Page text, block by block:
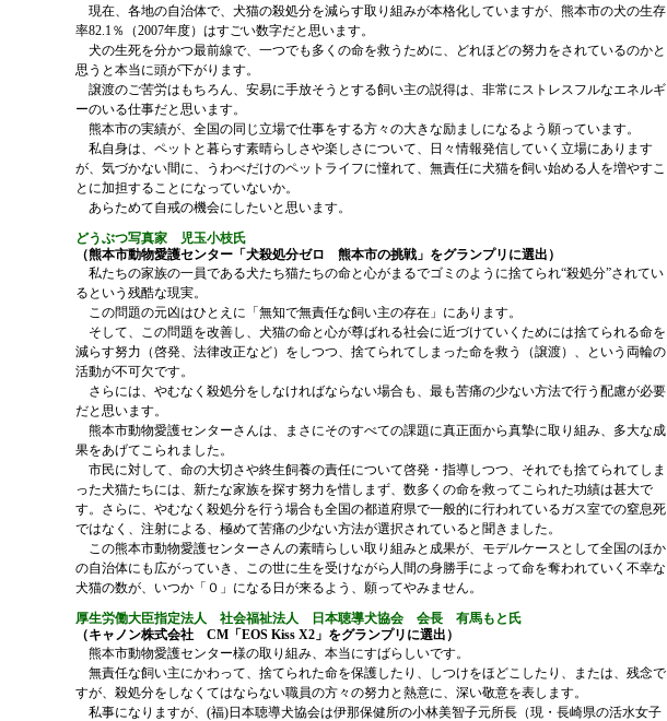
現在、各地の自治体で、犬猫の殺処分を減らす取り組みが本格化していますが、熊本市の犬の生存
率82.1％（2007年度）はすごい数字だと思います。
犬の生死を分かつ最前線で、一つでも多くの命を救うために、どれほどの努力をされているのかと
思うと本当に頭が下がります。
譲渡のご苦労はもちろん、安易に手放そうとする飼い主の説得は、非常にストレスフルなエネルギ
ーのいる仕事だと思います。
熊本市の実績が、全国の同じ立場で仕事をする方々の大きな励ましになるよう願っています。
私自身は、ペットと暮らす素晴らしさや楽しさについて、日々情報発信していく立場にあります
が、気づかない間に、うわべだけのペットライフに憧れて、無責任に犬猫を飼い始める人を増やすこ
とに加担することになっていないか。
あらためて自戒の機会にしたいと思います。
どうぶつ写真家 児玉小枝氏
（熊本市動物愛護センター「犬殺処分ゼロ 熊本市の挑戦」をグランプリに選出）
私たちの家族の一員である犬たち猫たちの命と心がまるでゴミのように捨てられ“殺処分”されてい
るという残酷な現実。
この問題の元凶はひとえに「無知で無責任な飼い主の存在」にあります。
そして、この問題を改善し、犬猫の命と心が尊ばれる社会に近づけていくためには捨てられる命を
減らす努力（啓発、法律改正など）をしつつ、捨てられてしまった命を救う（譲渡）、という両輪の
活動が不可欠です。
さらには、やむなく殺処分をしなければならない場合も、最も苦痛の少ない方法で行う配慮が必要
だと思います。
熊本市動物愛護センターさんは、まさにそのすべての課題に真正面から真摯に取り組み、多大な成
果をあげてこられました。
市民に対して、命の大切さや終生飼養の責任について啓発・指導しつつ、それでも捨てられてしま
った犬猫たちには、新たな家族を探す努力を惜しまず、数多くの命を救ってこられた功績は甚大で
す。さらに、やむなく殺処分を行う場合も全国の都道府県で一般的に行われているガス室での窒息死
ではなく、注射による、極めて苦痛の少ない方法が選択されていると聞きました。
この熊本市動物愛護センターさんの素晴らしい取り組みと成果が、モデルケースとして全国のほか
の自治体にも広がっていき、この世に生を受けながら人間の身勝手によって命を奪われていく不幸な
犬猫の数が、いつか「０」になる日が来るよう、願ってやみません。
厚生労働大臣指定法人 社会福祉法人 日本聴導犬協会 会長 有馬もと氏
（キャノン株式会社 CM「EOS Kiss X2」をグランプリに選出）
熊本市動物愛護センター様の取り組み、本当にすばらしいです。
無責任な飼い主にかわって、捨てられた命を保護したり、しつけをほどこしたり、または、残念で
すが、殺処分をしなくてはならない職員の方々の努力と熱意に、深い敬意を表します。
私事になりますが、(福)日本聴導犬協会は伊那保健所の小林美智子元所長（現・長崎県の活水女子